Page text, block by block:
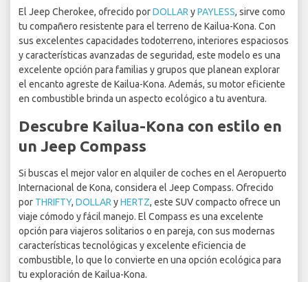
El Jeep Cherokee, ofrecido porDOLLAR yPAYLESS, sirve como
tu compañero resistente para el terreno de Kailua-Kona. Con
sus excelentes capacidades todoterreno, interiores espaciosos
y características avanzadas de seguridad, este modelo es una
excelente opción para familias y grupos que planean explorar
el encanto agreste de Kailua-Kona. Además, su motor eficiente
en combustible brinda un aspecto ecológico a tu aventura.
Descubre Kailua-Kona con estilo en
un Jeep Compass
Si buscas el mejor valor en alquiler de coches en el Aeropuerto
Internacional de Kona, considera el Jeep Compass. Ofrecido
por THRIFTY, DOLLAR yHERTZ, este SUV compacto ofrece un
viaje cómodo y fácil manejo. El Compass es una excelente
opción para viajeros solitarios o en pareja, con sus modernas
características tecnológicas y excelente eficiencia de
combustible, lo que lo convierte en una opción ecológica para
tu exploración de Kailua-Kona.